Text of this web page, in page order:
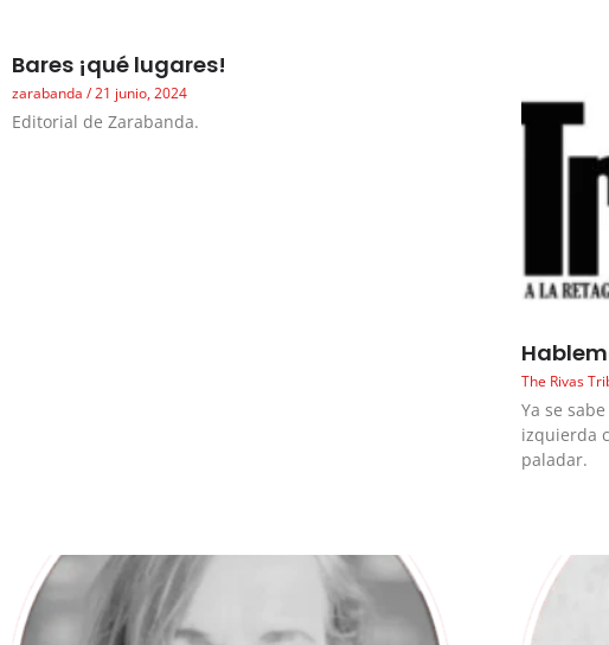
Bares ¡qué lugares!
zarabanda 21 junio, 2024
Editorial de Zarabanda.
The Rivas
Ya se
izquierda
paladar.